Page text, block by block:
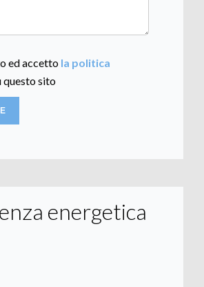
ed accetto la politica
questo sito
energetica